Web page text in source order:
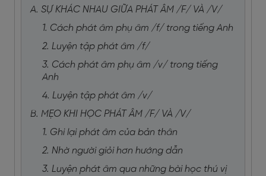
A. SỰ KHÁC NHAU GIỮA PHÁT ÂM /F/ VÀ /V/
1. Cách phát âm phụ âm /f/ trong tiếng Anh
2. Luyện tập phát âm /f/
3. Cách phát âm phụ âm /v/ trong tiếng
Anh
4. Luyện tập phát âm /v/
B. MẸO KHI HỌC PHÁT ÂM /F/ VÀ /V/
1. Ghi lại phát âm của bản thân
2. Nhờ người giỏi hơn hướng dẫn
3. Luyện phát âm qua những bài học thú vị